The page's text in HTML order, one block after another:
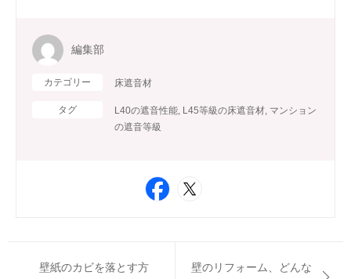
編集部
カテゴリー 床遮音材
タグ L40の遮音性能 L45等級の床遮音材 マンション
の遮音等級
壁紙のカビを落とす方
壁のリフォーム、どんな